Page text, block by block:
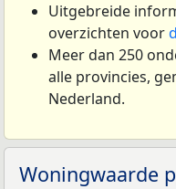
Uitgebreide
overzichten voor
Meer dan 250
alle provincies,
Nederland.
Woningwaarde